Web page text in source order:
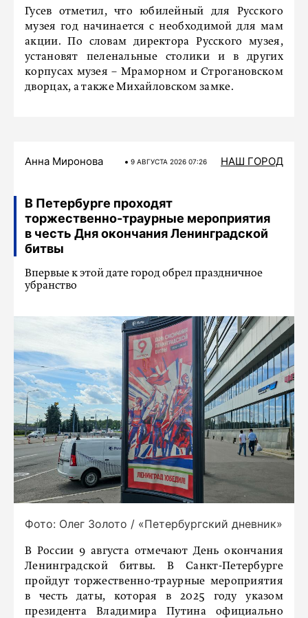
Гусев отметил, что юбилейный для Русского
музея год начинается с необходимой для мам
акции. По словам директора Русского музея,
установят пеленальные столики и в других
корпусах музея – Мраморном и Строгановском
дворцах, а также Михайловском замке.
Анна Миронова 9 АВГУСТА 2026 07:26 НАШ ГОРОД
В Петербурге проходят
торжественно-траурные мероприятия
в честь Дня окончания Ленинградской
битвы
Впервые к этой дате город обрел праздничное
убранство
Фото: Олег Золото / «Петербургский дневник»
В России 9 августа отмечают День окончания
Ленинградской битвы. В Санкт-Петербурге
пройдут торжественно-траурные мероприятия
в честь даты, которая в 2025 году указом
президента Владимира Путина официально